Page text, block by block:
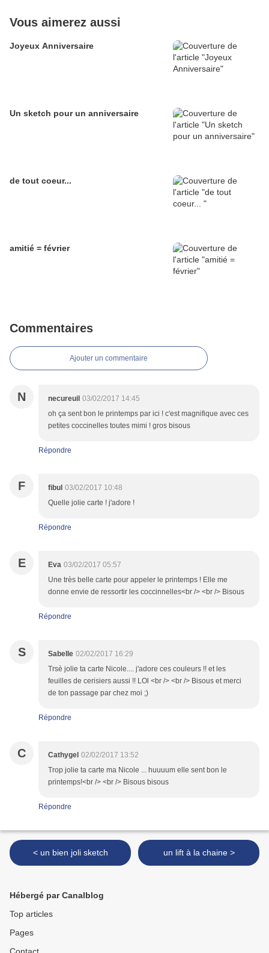
Vous aimerez aussi
Joyeux Anniversaire
Un sketch pour un anniversaire
de tout coeur...
amitié = février
Commentaires
Ajouter un commentaire
N necureuil 03/02/2017 14:45
oh ça sent bon le printemps par ici ! c'est magnifique avec ces
petites coccinelles toutes mimi ! gros bisous
Répondre
F fibul 03/02/2017 10:48
Quelle jolie carte ! j'adore !
Répondre
E Eva 03/02/2017 05:57
Une très belle carte pour appeler le printemps ! Elle me
donne envie de ressortir les coccinnelles<br /> <br /> Bisous
Répondre
S Sabelle 02/02/2017 16:29
Trsè jolie ta carte Nicole.... j'adore ces couleurs !! et les
feuilles de cerisiers aussi !! LOl <br /> <br /> Bisous et merci
de ton passage par chez moi ;)
Répondre
C Cathygel 02/02/2017 13:52
Trop jolie ta carte ma Nicole ... huuuum elle sent bon le
printemps!<br /> <br /> Bisous bisous
Répondre
< un bien joli sketch un lift à la chaine >
Hébergé par Canalblog
Top articles
Pages